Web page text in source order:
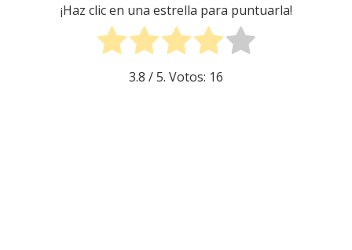
¡Haz clic en una estrella para puntuarla!
3.8 / 5. Votos: 16